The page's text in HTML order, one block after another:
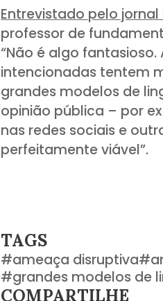
Entrevistado pelo
professor de
“Não é algo
intencionadas tentem
grandes modelos de
opinião pública – por
nas redes sociais e
perfeitamente viável”.
TAGS
#ameaça disruptiva#
#grandes modelos de
COMPARTILHE